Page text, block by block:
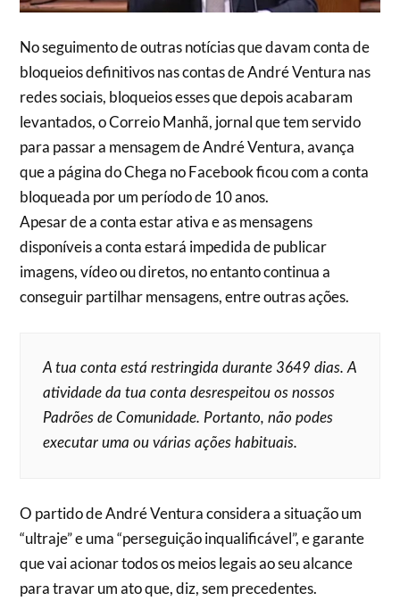
No seguimento de outras notícias que davam conta de
bloqueios definitivos nas contas de André Ventura nas
redes sociais, bloqueios esses que depois acabaram
levantados, o Correio Manhã, jornal que tem servido
para passar a mensagem de André Ventura, avança
que a página do Chega no Facebook ficou com a conta
bloqueada por um período de 10 anos.
Apesar de a conta estar ativa e as mensagens
disponíveis a conta estará impedida de publicar
imagens, vídeo ou diretos, no entanto continua a
conseguir partilhar mensagens, entre outras ações.
A tua conta está restringida durante 3649 dias. A
atividade da tua conta desrespeitou os nossos
Padrões de Comunidade. Portanto, não podes
executar uma ou várias ações habituais.
O partido de André Ventura considera a situação um
“ultraje” e uma “perseguição inqualificável”, e garante
que vai acionar todos os meios legais ao seu alcance
para travar um ato que, diz, sem precedentes.